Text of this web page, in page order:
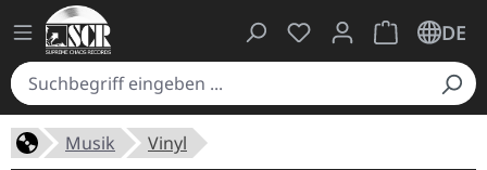
Du hast 0 Produkte
Warenkorb
DE
Musik Vinyl